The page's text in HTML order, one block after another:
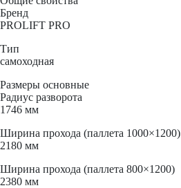
Бренд
PROLIFT PRO
Тип
самоходная
Размеры основные
Радиус разворота
1746 мм
Ширина прохода (паллета 1000×1200)
2180 мм
Ширина прохода (паллета 800×1200)
2380 мм